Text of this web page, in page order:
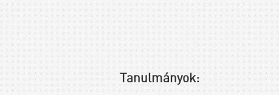
Tanulmányok: